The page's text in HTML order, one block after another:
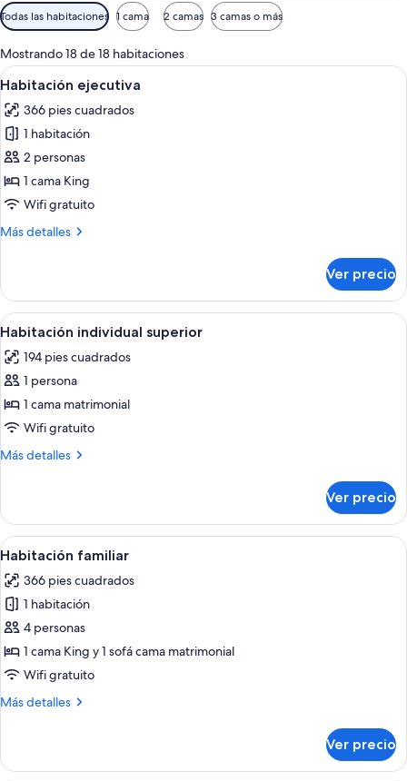
Filtros
disponibles
para
las
habitaciones
Todas las habitaciones 1 cama 2 camas 3 camas o más
Mostrando 18 de 18 habitaciones
Abrir
todas
las
fotos
de
Habitación
ejecutiva
Habitación de hotel con una cama
8
Habitación ejecutiva
366 pies cuadrados
1 habitación
2 personas
1 cama King
Wifi gratuito
Más detalles
Más
ejecutiva
Ver precio
Abrir
todas
las
fotos
de
Habitación
individual
Habitación de hotel con una cama
6
Habitación individual superior
194 pies cuadrados
1 persona
1 cama matrimonial
Wifi gratuito
Más detalles
Más
individual
superior
Ver precio
Abrir
todas
las
fotos
de
Habitación
familiar
Habitación de hotel con cama, sofá
6
Habitación familiar
366 pies cuadrados
1 habitación
4 personas
1 cama King y 1 sofá cama matrimonial
Wifi gratuito
Más detalles
Más
familiar
Ver precio